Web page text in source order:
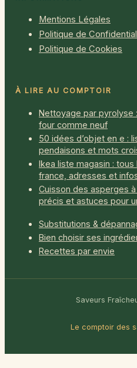
Mentions Légales
Politique de
Politique de Cookies
À LIRE AU COMPTOIR
Nettoyage par pyrolyse
four comme neuf
50 idées d’objet en e :
pendaisons et mots
Ikea liste magasin :
france, adresses et
Cuisson des asperges
précis et astuces pour
Substitutions &
Bien choisir ses
Recettes par envie
Saveurs
Le comptoir des